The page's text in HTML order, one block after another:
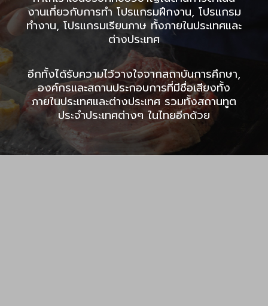
งานเกี่ยวกับการทำ โปรแกรมฝึกงาน, โปรแกรม
ทำงาน, โปรแกรมเรียนภาษ ทั้งภายในประเทศและ
ต่างประเทศ
อีกทั้งได้รับความไว้วางใจจากสถาบันการศึกษา,
องค์กรและสถานประกอบการที่มีชื่อเสียงทั้ง
ภายในประเทศและต่างประเทศ รวมทั้งสถานทูต
ประจำประเทศต่างๆ ในไทยอีกด้วย